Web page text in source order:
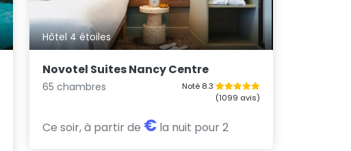
Hôtel 4 étoiles
Novotel Suites Nancy Centre
65 chambres
Noté 8.3
(1099 avis)
Ce soir, à partir de € la nuit pour 2